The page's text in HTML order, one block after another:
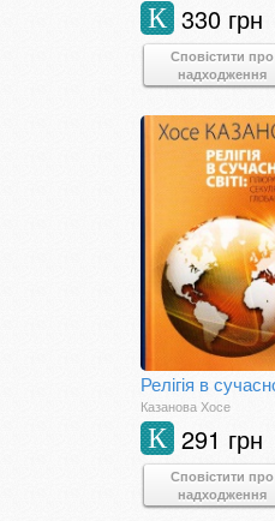
330 грн
К
Сповістити про
надходження
Казанова Хосе
291 грн
К
Сповістити про
надходження